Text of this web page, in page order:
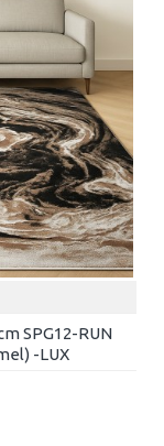
SPG12-RUN
-LUX